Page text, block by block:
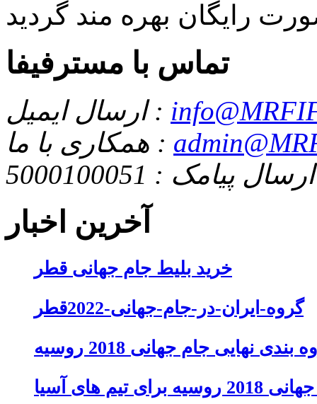
تماس با مسترفیفا
ارسال ایمیل :
همکاری با ما :
ارسال پیامک : 5000100051
آخرین اخبار
خرید بلیط جام جهانی قطر
گروه-ایران-در-جام-جهانی-2022قطر
بندی نهایی جام جهانی 2018 روسیه
های آسیا